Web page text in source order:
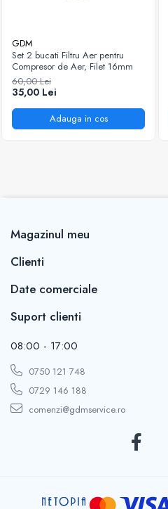
GDM
Set 2 bucati Filtru Aer pentru
Compresor de Aer, Filet 16mm
60,00 Lei
35,00 Lei
Adauga in cos
Magazinul meu
Clienti
Date comerciale
Suport clienti
08:00 - 17:00
0750 121 748
0729 146 188
comenzi@gdmservice.ro